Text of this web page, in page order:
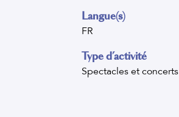
Langue(s)
FR
Type d’activité
Spectacles et concerts